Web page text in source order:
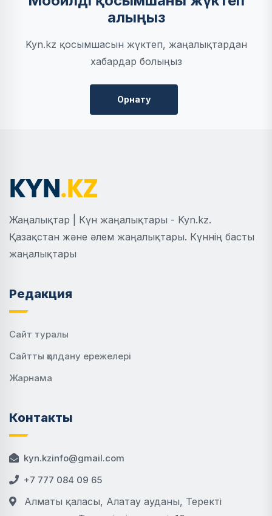
алыңыз
Kyn.kz қосымшасын жүктеп, жаңалықтардан
хабардар болыңыз
Орнату
Жаңалықтар | Күн жаңалықтары - Kyn.kz.
Қазақстан және әлем жаңалықтары. Күннің басты
жаңалықтары
Редакция
Сайт туралы
Сайтты қолдану ережелері
Жарнама
Контакты
kyn.kzinfo@gmail.com
+7 777 084 09 65
Алматы қаласы, Алатау ауданы, Теректі